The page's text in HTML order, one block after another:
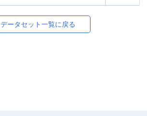
データセット一覧に戻る